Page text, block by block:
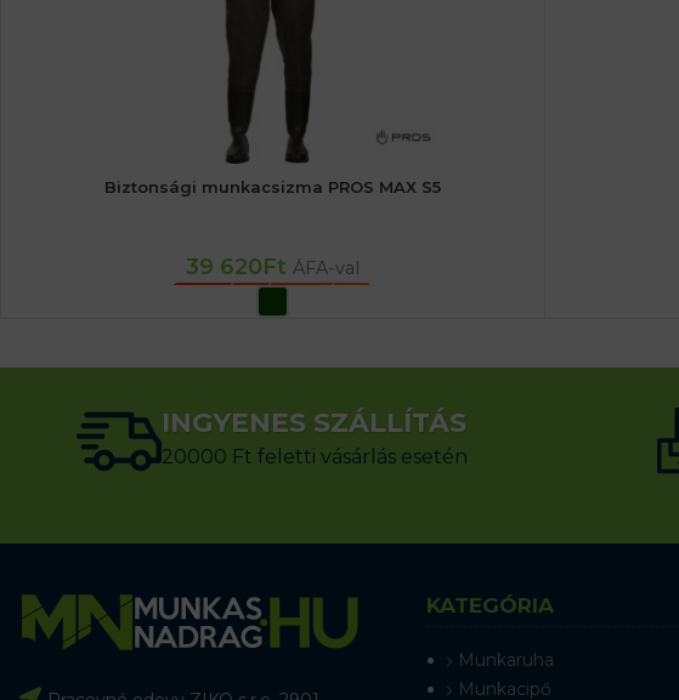
Biztonsági munkacsizma PROS MAX S5
39 620Ft ÁFA-val
OPCIÓK VÁLASZTÁSA
INGYENES SZÁLLÍTÁS
20000 Ft feletti vásárlás esetén
KATEGÓRIA
Munkaruha
Munkacipő